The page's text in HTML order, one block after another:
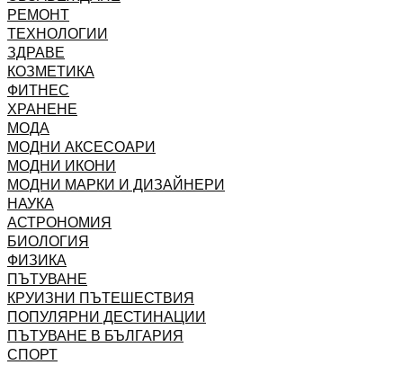
РЕМОНТ
ТЕХНОЛОГИИ
ЗДРАВЕ
КОЗМЕТИКА
ФИТНЕС
ХРАНЕНЕ
МОДА
МОДНИ АКСЕСОАРИ
МОДНИ ИКОНИ
МОДНИ МАРКИ И ДИЗАЙНЕРИ
НАУКА
АСТРОНОМИЯ
БИОЛОГИЯ
ФИЗИКА
ПЪТУВАНЕ
КРУИЗНИ ПЪТЕШЕСТВИЯ
ПОПУЛЯРНИ ДЕСТИНАЦИИ
ПЪТУВАНЕ В БЪЛГАРИЯ
СПОРТ